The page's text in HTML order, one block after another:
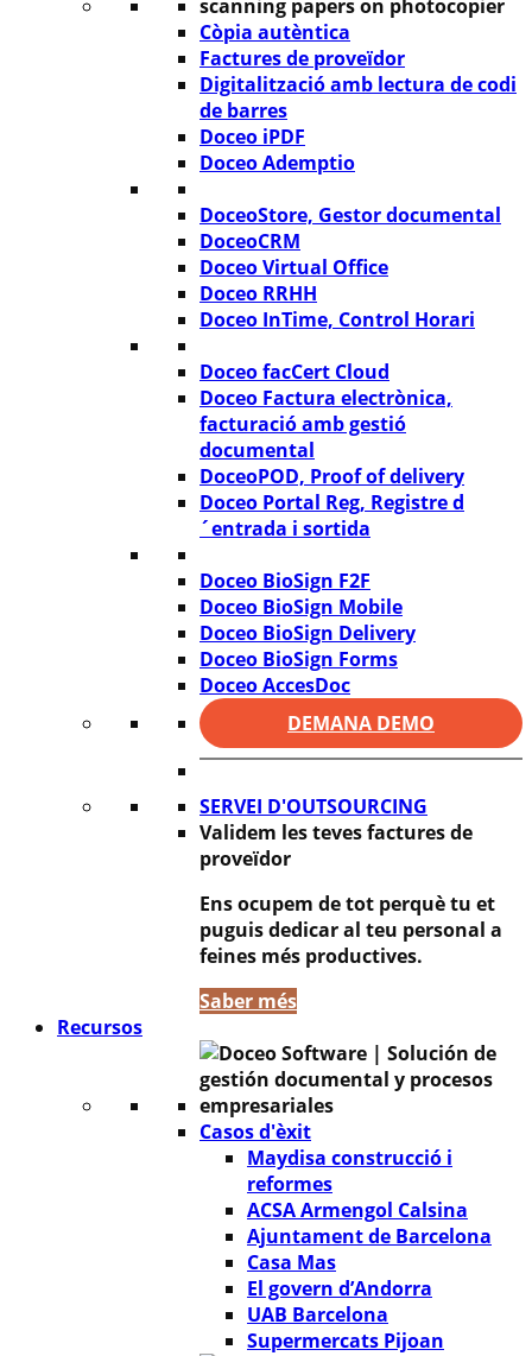
Còpia autèntica
Factures de proveïdor
Digitalització amb lectura de codi
de barres
Doceo iPDF
Doceo Ademptio
DoceoStore, Gestor documental
DoceoCRM
Doceo Virtual Office
Doceo RRHH
Doceo InTime, Control Horari
Doceo facCert Cloud
Doceo Factura electrònica,
facturació amb gestió
documental
DoceoPOD, Proof of delivery
Doceo Portal Reg, Registre d
´entrada i sortida
Doceo BioSign F2F
Doceo BioSign Mobile
Doceo BioSign Delivery
Doceo BioSign Forms
Doceo AccesDoc
DEMANA DEMO
SERVEI D'OUTSOURCING
Validem les teves factures de
proveïdor
Ens ocupem de tot perquè tu et
puguis dedicar al teu personal a
feines més productives.
Saber més
Recursos
Casos d'èxit
Maydisa construcció i
reformes
ACSA Armengol Calsina
Ajuntament de Barcelona
Casa Mas
El govern d’Andorra
UAB Barcelona
Supermercats Pijoan